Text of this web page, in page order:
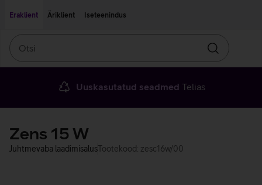
Eraklient
Äriklient Iseteenindus
Otsin
Uuskasutatud seadmed Telias
Zens 15 W
Juhtmevaba laadimisalusTootekood: zesc16w/00